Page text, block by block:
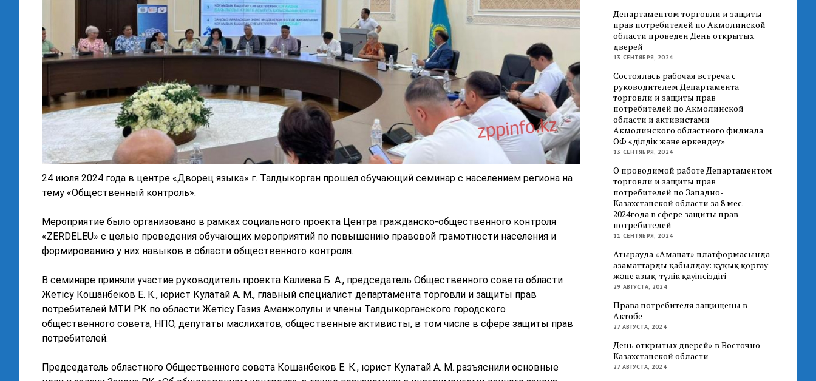
24 июля 2024 года в центре «Дворец языка» г. Талдыкорган прошел обучающий семинар с населением региона на
тему «Общественный контроль».
Мероприятие было организовано в рамках социального проекта Центра гражданско-общественного контроля
«ZERDELEU» с целью проведения обучающих мероприятий по повышению правовой грамотности населения и
формированию у них навыков в области общественного контроля.
В семинаре приняли участие руководитель проекта Калиева Б. А., председатель Общественного совета области
Жетісу Кошанбеков Е. К., юрист Кулатай А. М., главный специалист департамента торговли и защиты прав
потребителей МТИ РК по области Жетісу Газиз Аманжолулы и члены Талдыкорганского городского
общественного совета, НПО, депутаты маслихатов, общественные активисты, в том числе в сфере защиты прав
потребителей.
Председатель областного Общественного совета Кошанбеков Е. К., юрист Кулатай А. М. разъяснили основные
Департаментом торговли и защиты
прав потребителей по Акмолинской
области проведен День открытых
дверей
13 СЕНТЯБРЯ, 2024
Состоялась рабочая встреча с
руководителем Департамента
торговли и защиты прав
потребителей по Акмолинской
области и активистами
Акмолинского областного филиала
ОФ «Әділдік және өркендеу»
13 СЕНТЯБРЯ, 2024
О проводимой работе Департаментом
торговли и защиты прав
потребителей по Западно-
Казахстанской области за 8 мес.
2024года в сфере защиты прав
потребителей
11 СЕНТЯБРЯ, 2024
Атырауда «Аманат» платформасында
азаматтарды қабылдау: құқық қорғау
және азық-түлік қауіпсіздігі
29 АВГУСТА, 2024
Права потребителя защищены в
Актобе
27 АВГУСТА, 2024
День открытых дверей» в Восточно-
Казахстанской области
27 АВГУСТА, 2024